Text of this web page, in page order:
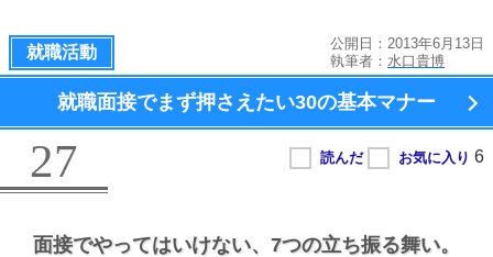
就職活動
公開日：2013年6月13日
執筆者： 水口貴博
就職面接でまず押さえたい30の基本マナー
27
面接でやってはいけない、 7つの立ち振る舞い。